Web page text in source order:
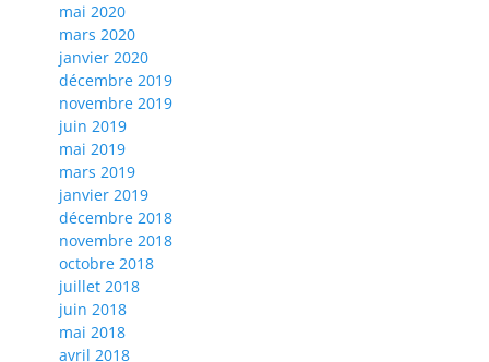
mai 2020
mars 2020
janvier 2020
décembre 2019
novembre 2019
juin 2019
mai 2019
mars 2019
janvier 2019
décembre 2018
novembre 2018
octobre 2018
juillet 2018
juin 2018
mai 2018
avril 2018